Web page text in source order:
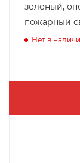
зеленый,
пожарный
Нет в